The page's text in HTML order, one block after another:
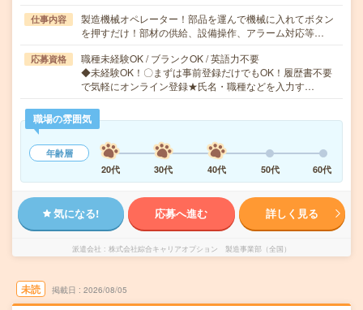
仕事内容
製造機械オペレーター！部品を運んで機械に入れてボタン
を押すだけ！部材の供給、設備操作、アラーム対応等…
応募資格
職種未経験OK / ブランクOK / 英語力不要
◆未経験OK！〇まずは事前登録だけでもOK！履歴書不要
で気軽にオンライン登録★氏名・職種などを入力す…
職場の雰囲気
年齢層
20代
30代 40代 50代 60代
気になる! 応募へ進む 詳しく見る
派遣会社 株式会社綜合キャリアオプション 製造事業部（全国）
未読 掲載日 2026/08/05